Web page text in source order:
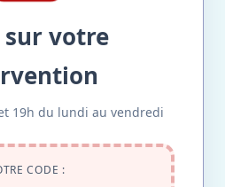
sur votre
19h du lundi au vendredi
CODE :